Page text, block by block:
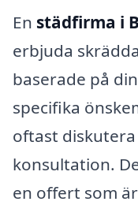
En städfirma i
erbjuda
baserade på
specifika
oftast
konsultation.
en offert som